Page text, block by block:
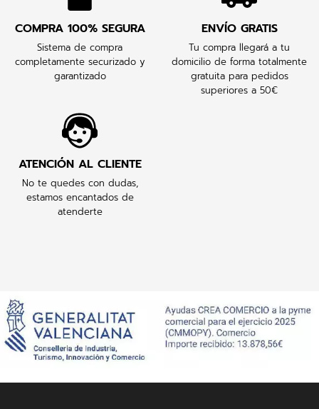
COMPRA 100% SEGURA
Sistema de compra
completamente securizado y
garantizado
ENVÍO GRATIS
Tu compra llegará a tu
domicilio de forma totalmente
gratuita para pedidos
superiores a 50€
ATENCIÓN AL CLIENTE
No te quedes con dudas,
estamos encantados de
atenderte